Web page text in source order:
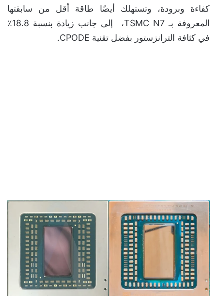
كفاءة وبرودة، وتستهلك أيضًا طاقة أقل من سابقتها
المعروفة بـ TSMC N7، إلى جانب زيادة بنسبة 18.8٪
في كثافة الترانزستور بفضل تقنية CPODE.